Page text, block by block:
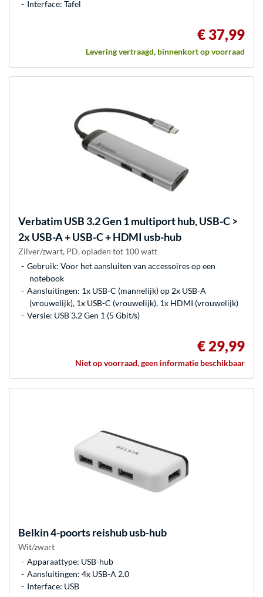
Interface: Tafel
€ 37,99
Levering vertraagd, binnenkort op voorraad
VerbatimUSB 3.2 Gen 1 multiport hub, USB-C >
2x USB-A + USB-C + HDMI usb-hub
Zilver/zwart, PD, opladen tot 100 watt
Gebruik: Voor het aansluiten van accessoires op een
notebook
Aansluitingen: 1x USB-C (mannelijk) op 2x USB-A
(vrouwelijk), 1x USB-C (vrouwelijk), 1x HDMI (vrouwelijk)
Versie: USB 3.2 Gen 1 (5 Gbit/s)
€ 29,99
Niet op voorraad, geen informatie beschikbaar
Belkin4-poorts reishub usb-hub
Wit/zwart
Apparaattype: USB-hub
Aansluitingen: 4x USB-A 2.0
Interface: USB